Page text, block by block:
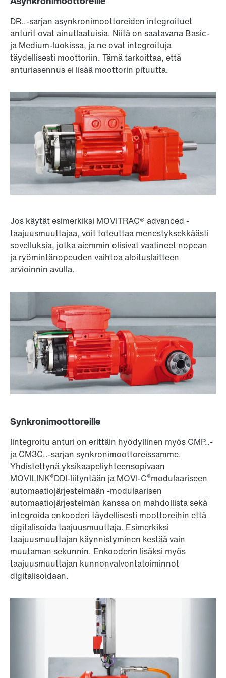
DR..-sarjan asynkronimoottoreiden integroituet
anturit ovat ainutlaatuisia. Niitä on saatavana Basic-
ja Medium-luokissa, ja ne ovat integroituja
täydellisesti moottoriin. Tämä tarkoittaa, että
anturiasennus ei lisää moottorin pituutta.
Jos käytät esimerkiksi MOVITRAC® advanced -
taajuusmuuttajaa, voit toteuttaa menestyksekkäästi
sovelluksia, jotka aiemmin olisivat vaatineet nopean
ja ryömintänopeuden vaihtoa aloituslaitteen
arvioinnin avulla.
Synkronimoottoreille
Iintegroitu anturi on erittäin hyödyllinen myös CMP..-
ja CM3C..-sarjan synkronimoottoreissamme.
Yhdistettynä yksikaapeliyhteensopivaan
MOVILINK®DDI-liityntään ja MOVI-C®modulaariseen
automaatiojärjestelmään -modulaarisen
automaatiojärjestelmän kanssa on mahdollista sekä
integroida enkooderi täydellisesti moottoreihin että
digitalisoida taajuusmuuttaja. Esimerkiksi
taajuusmuuttajan käynnistyminen kestää vain
muutaman sekunnin. Enkooderin lisäksi myös
taajuusmuuttajan kunnonvalvontatoiminnot
digitalisoidaan.